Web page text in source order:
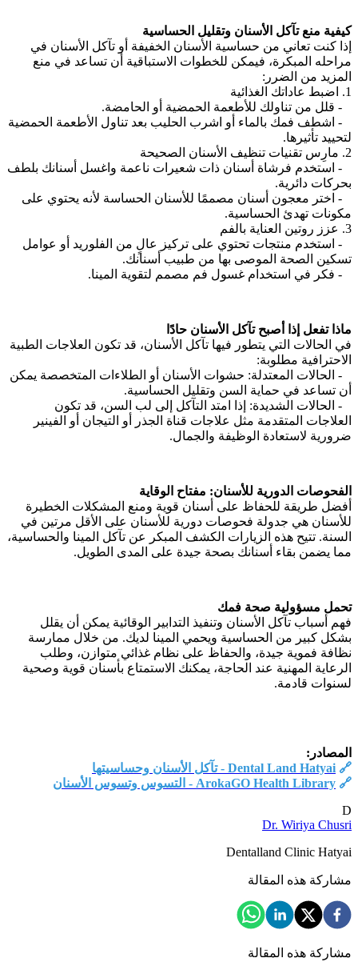
كيفية منع تآكل الأسنان وتقليل الحساسية
إذا كنت تعاني من حساسية الأسنان الخفيفة أو تآكل الأسنان في
مراحله المبكرة، فيمكن للخطوات الاستباقية أن تساعد في منع
المزيد من الضرر:
1. اضبط عاداتك الغذائية
- قلل من تناولك للأطعمة الحمضية أو الحامضة.
- اشطف فمك بالماء أو اشرب الحليب بعد تناول الأطعمة الحمضية
لتحييد تأثيرها.
2. مارِس تقنيات تنظيف الأسنان الصحيحة
- استخدم فرشاة أسنان ذات شعيرات ناعمة واغسل أسنانك بلطف
بحركات دائرية.
- اختر معجون أسنان مصممًا للأسنان الحساسة لأنه يحتوي على
مكونات تهدئ الحساسية.
3. عزز روتين العناية بالفم
- استخدم منتجات تحتوي على تركيز عالٍ من الفلوريد أو عوامل
تسكين الصحة الموصى بها من طبيب أسنانك.
- فكر في استخدام غسول فم مصمم لتقوية المينا.
ماذا تفعل إذا أصبح تآكل الأسنان حادًا
في الحالات التي يتطور فيها تآكل الأسنان، قد تكون العلاجات الطبية
الاحترافية مطلوبة:
- الحالات المعتدلة: حشوات الأسنان أو الطلاءات المتخصصة يمكن
أن تساعد في حماية السن وتقليل الحساسية.
- الحالات الشديدة: إذا امتد التآكل إلى لب السن، قد تكون
العلاجات المتقدمة مثل علاجات قناة الجذر أو التيجان أو الفينير
ضرورية لاستعادة الوظيفة والجمال.
الفحوصات الدورية للأسنان: مفتاح الوقاية
أفضل طريقة للحفاظ على أسنان قوية ومنع المشكلات الخطيرة
للأسنان هي جدولة فحوصات دورية للأسنان على الأقل مرتين في
السنة. تتيح هذه الزيارات الكشف المبكر عن تآكل المينا والحساسية،
مما يضمن بقاء أسنانك بصحة جيدة على المدى الطويل.
تحمل مسؤولية صحة فمك
فهم أسباب تآكل الأسنان وتنفيذ التدابير الوقائية يمكن أن يقلل
بشكل كبير من الحساسية ويحمي المينا لديك. من خلال ممارسة
نظافة فموية جيدة، والحفاظ على نظام غذائي متوازن، وطلب
الرعاية المهنية عند الحاجة، يمكنك الاستمتاع بأسنان قوية وصحية
لسنوات قادمة.
المصادر:
🔗 Dental Land Hatyai - تآكل الأسنان وحساسيتها
🔗 ArokaGO Health Library - التسوس وتسوس الأسنان
D
Dr. Wiriya Chusri
Dentalland Clinic Hatyai
مشاركة هذه المقالة
مشاركة هذه المقالة